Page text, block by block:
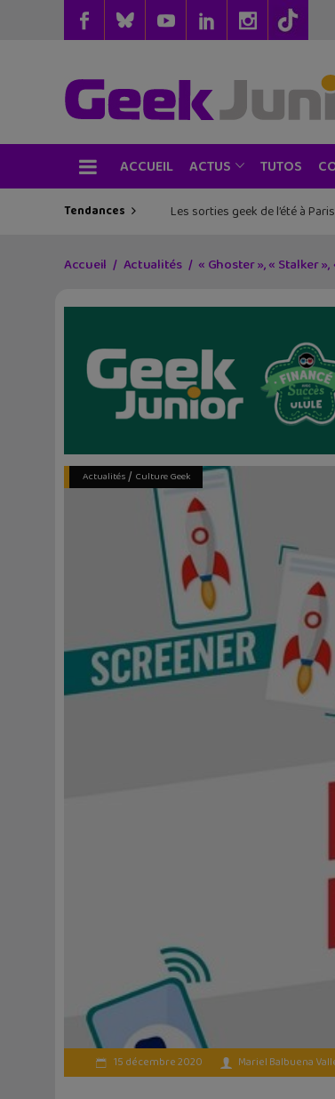
ACCUEIL ACTUS TUTOS
Tendances Les sorties geek de l’été à
Accueil Actualités « Ghoster », « Stalker
Actualités/ Culture Geek
15 décembre 2020 Mariel Balbuena